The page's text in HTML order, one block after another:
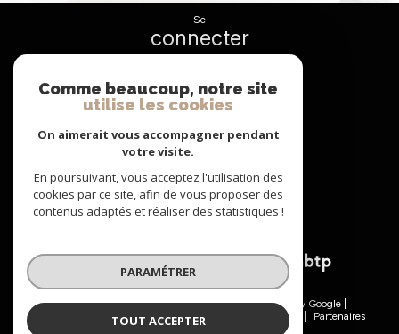
se
connecter
nous
suivre
nous
© 2026 | Tous droits réservés | Traduction powered by Google |
Plan du site Mentions légales Admin
Partenaires
Politique RGPD
Comme beaucoup, notre site
utilise les cookies
On aimerait vous accompagner pendant
votre visite.
En poursuivant, vous acceptez l'utilisation des
cookies par ce site, afin de vous proposer des
contenus adaptés et réaliser des statistiques !
PARAMÉTRER
TOUT ACCEPTER